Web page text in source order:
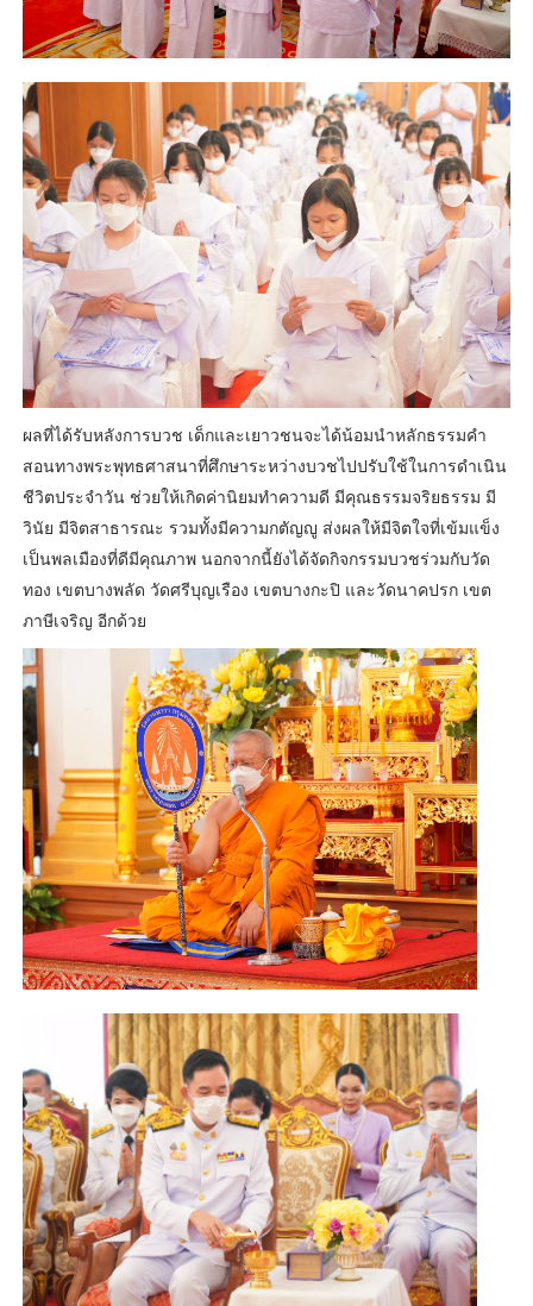
ผลที่ได้รับหลังการบวช เด็กและเยาวชนจะได้น้อมนำหลักธรรมคำ
สอนทางพระพุทธศาสนาที่ศึกษาระหว่างบวชไปปรับใช้ในการดำเนิน
ชีวิตประจำวัน ช่วยให้เกิดค่านิยมทำความดี มีคุณธรรมจริยธรรม มี
วินัย มีจิตสาธารณะ รวมทั้งมีความกตัญญู ส่งผลให้มีจิตใจที่เข้มแข็ง
เป็นพลเมืองที่ดีมีคุณภาพ นอกจากนี้ยังได้จัดกิจกรรมบวชร่วมกับวัด
ทอง เขตบางพลัด วัดศรีบุญเรือง เขตบางกะปิ และวัดนาคปรก เขต
ภาษีเจริญ อีกด้วย